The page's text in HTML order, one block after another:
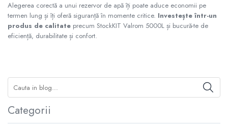
Alegerea corectă a unui rezervor de apă îți poate aduce economii pe
termen lung și îți oferă siguranță în momente critice. Investește într-un
produs de calitate precum StockKIT Valrom 5000L și bucură-te de
eficiență, durabilitate și confort.
Categorii